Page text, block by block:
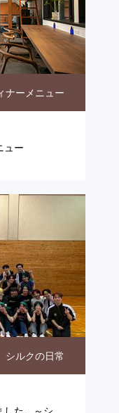
ナーメニュー
ュー
シルクの日常